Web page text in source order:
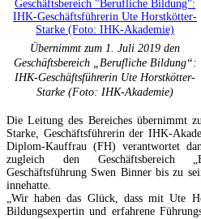
Übernimmt zum 1. Juli 2019 den
Geschäftsbereich „Berufliche Bildung“:
IHK-Geschäftsführerin Ute Horstkötter-
Starke (Foto: IHK-Akademie)
Die Leitung des Bereiches übernimmt
Starke, Geschäftsführerin der IHK-
Diplom-Kauffrau (FH) verantwortet
zugleich den Geschäftsbereich
Geschäftsführung Swen Binner bis zu
innehatte.
„Wir haben das Glück, dass mit Ute
Bildungsexpertin und erfahrene